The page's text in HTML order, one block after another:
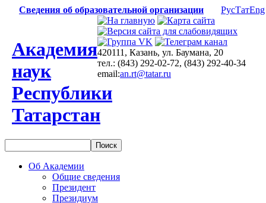
Сведения об образовательной организации РусТатEng
Академия
наук
Республики
Татарстан
420111, Казань, ул. Баумана, 20
тел.: (843) 292-02-72, (843) 292-40-34
email:an.rt@tatar.ru
Об Академии
Общие сведения
Президент
Президиум